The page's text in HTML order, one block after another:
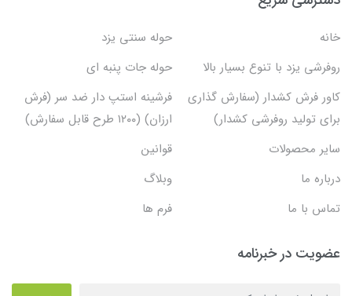
خانه
حوله سنتی یزد
روفرشی یزد با تنوع بسیار بالا
حوله جات پنبه ای
کاور فرش کشدار (سفارش گذاری
برای تولید روفرشی کشدار)
فرشینه استپ دار ضد سر (فرش
ارزان) (۱۲۰۰ طرح قابل سفارش)
سایر محصولات
قوانین
درباره ما
وبلاگ
تماس با ما
فرم ها
عضویت در خبرنامه